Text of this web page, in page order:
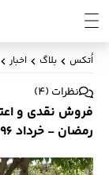
اُتکس بلاگ اخبار
نظرات (
4
)
فروش نقدی و
رمضان - خرداد 96